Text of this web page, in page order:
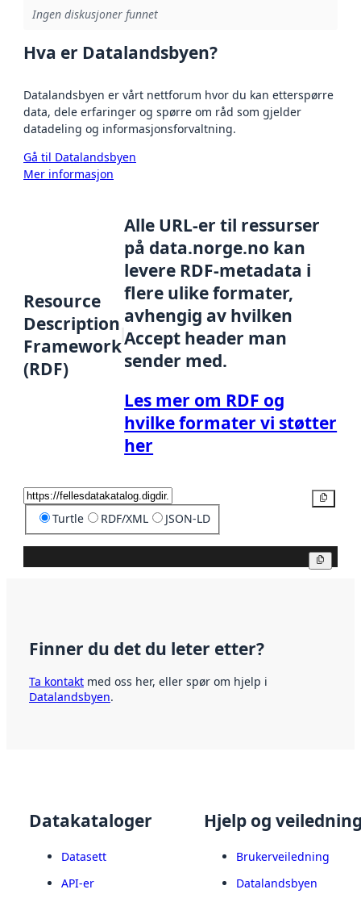
Ingen diskusjoner funnet
Hva er Datalandsbyen?
Datalandsbyen er vårt nettforum hvor du kan etterspørre
data, dele erfaringer og spørre om råd som gjelder
datadeling og informasjonsforvaltning.
Gå til Datalandsbyen
Mer informasjon
Resource
Description
Framework
(RDF)
Alle URL-er til ressurser
på data.norge.no kan
levere RDF-metadata i
flere ulike formater,
avhengig av hvilken
Accept header man
sender med.
Les mer om RDF og
hvilke formater vi støtter
her
Turtle RDF/XML JSON-LD
Finner du det du leter etter?
Ta kontakt med oss her, eller spør om hjelp i
Datalandsbyen.
Datakataloger
Datasett
API-er
Hjelp og
Brukerveiledning
Datalandsbyen